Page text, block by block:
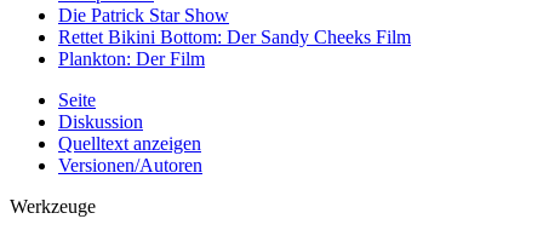
Die Patrick Star Show
Rettet Bikini Bottom: Der Sandy Cheeks Film
Plankton: Der Film
Seite
Diskussion
Quelltext anzeigen
Versionen/Autoren
Werkzeuge